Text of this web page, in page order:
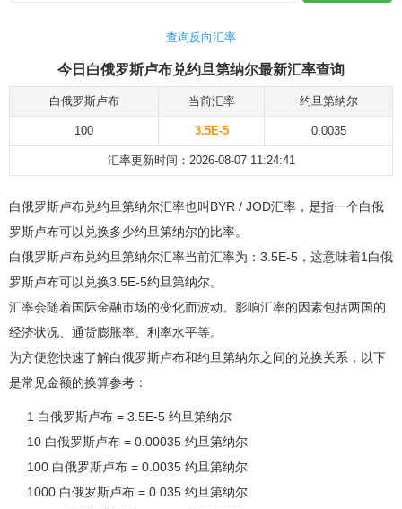
查询反向汇率
今日白俄罗斯卢布兑约旦第纳尔最新汇率查询
白俄罗斯卢布 当前汇率 约旦第纳尔
100 3.5E-5 0.0035
汇率更新时间：2026-08-07 11:24:41
白俄罗斯卢布兑约旦第纳尔汇率也叫BYR / JOD汇率，是指一个白俄
罗斯卢布可以兑换多少约旦第纳尔的比率。
白俄罗斯卢布兑约旦第纳尔汇率当前汇率为：3.5E-5，这意味着1白俄
罗斯卢布可以兑换3.5E-5约旦第纳尔。
汇率会随着国际金融市场的变化而波动。影响汇率的因素包括两国的
经济状况、通货膨胀率、利率水平等。
为方便您快速了解白俄罗斯卢布和约旦第纳尔之间的兑换关系，以下
是常见金额的换算参考：
1 白俄罗斯卢布 = 3.5E-5 约旦第纳尔
10 白俄罗斯卢布 = 0.00035 约旦第纳尔
100 白俄罗斯卢布 = 0.0035 约旦第纳尔
1000 白俄罗斯卢布 = 0.035 约旦第纳尔